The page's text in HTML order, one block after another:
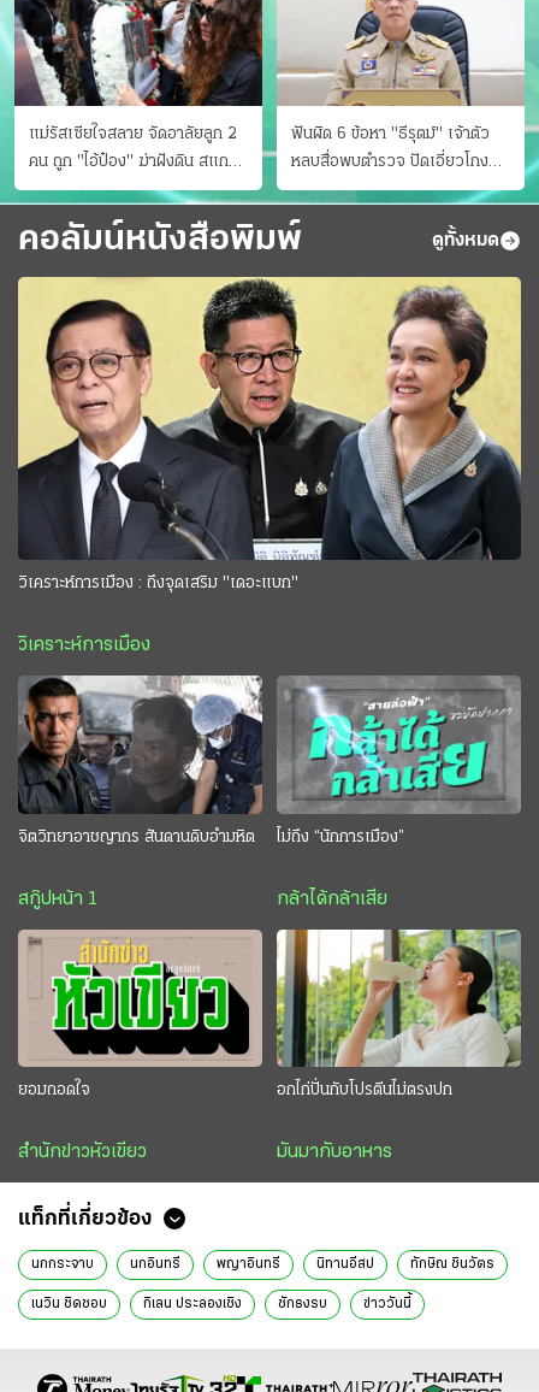
แม่รัสเซียใจสลาย จัดอาลัยลูก 2
คน ถูก "ไอ้ป๋อง" ฆ่าฝังดิน สแกน
ไม่มีศพเพิ่ม
ฟันผิด 6 ข้อหา "ธีรุตม์" เจ้าตัว
หลบสื่อพบตำรวจ ปัดเอี่ยวโกง
สอบท้องถิ่น จ่อบี้รํ่ารวยมากปกติ
คอลัมน์หนังสือพิมพ์ ดูทั้งหมด
วิเคราะห์การเมือง : ถึงจุดเสริม "เดอะแบก"
วิเคราะห์การเมือง
จิตวิทยาอาชญากร สันดานดิบอำมหิต
สกู๊ปหน้า 1
ไม่ถึง “นักการเมือง”
กล้าได้กล้าเสีย
ยอมถอดใจ
สำนักข่าวหัวเขียว
อกไก่ปั่นกับโปรตีนไม่ตรงปก
มันมากับอาหาร
แท็กที่เกี่ยวข้อง
นกกระจาบ นกอินทรี พญาอินทรี นิทานอีสป ทักษิณ ชินวัตร
เนวิน ชิดชอบ กิเลน ประลองเชิง ชักธงรบ ข่าววันนี้